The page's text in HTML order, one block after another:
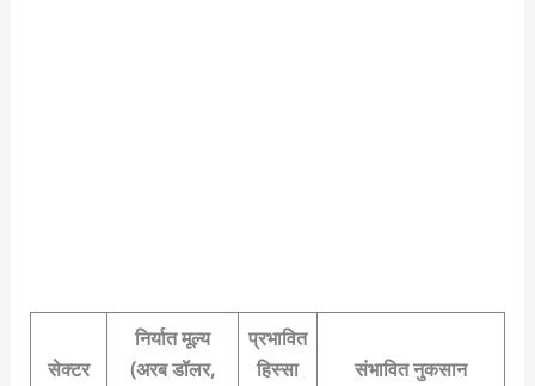
सेक्टर
निर्यात मूल्य
(अरब डॉलर,
प्रभावित
हिस्सा
संभावित नुकसान